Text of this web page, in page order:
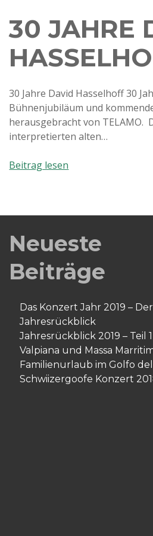
30 JAHRE
30 Jahre David Hasselhoff 30
Bühnenjubiläum und
herausgebracht von TELAMO.
interpretierten alten…
Beitrag lesen
Neueste
Beiträge
Das Konzert Jahr 2019 – Der
Jahresrückblick
Jahresrückblick 2019 – Teil 1
Valpiana und Massa
Familienurlaub im Golfo
Schwiizergoofe Konzert